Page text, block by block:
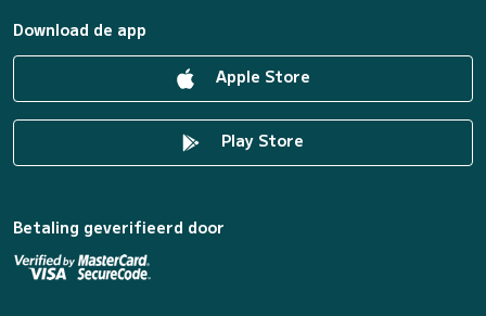
Download de app
Apple Store
Play Store
Betaling geverifieerd door